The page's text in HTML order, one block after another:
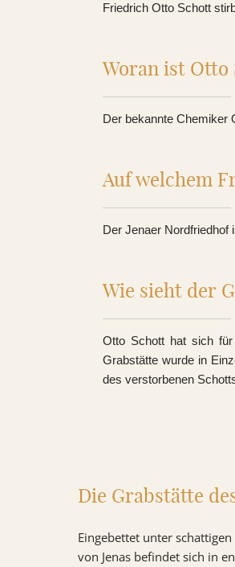
REFERENZEN
Friedrich Otto Schott
Woran ist Otto
Der bekannte Chemiker
Auf welchem
Der Jenaer Nordfriedhof
Wie sieht der
Otto Schott hat sich für
Grabstätte wurde in
des verstorbenen
Die Grabstätte
Eingebettet unter
von Jenas befindet sich in